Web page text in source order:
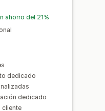
ahorro del 21%
dedicado
dedicado
cliente